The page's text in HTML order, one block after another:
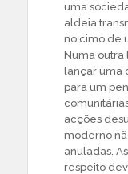
uma
aldeia
no cimo de
Numa
lançar uma
para um
acções
moderno
anuladas.
respeito